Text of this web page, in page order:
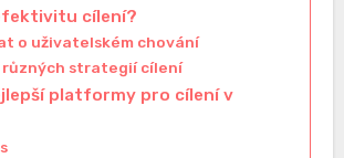
cílení?
o uživatelském chování
různých strategií cílení
platformy pro cílení v